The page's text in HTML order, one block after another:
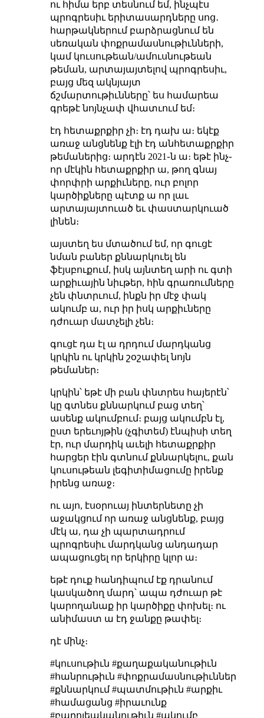
ու հիմա երբ տեսնում եմ, ինչպէս
պրոգրեսիւ երիտասարդները սոց․
հարթակներում բարձրացնում են
սեռական փոքրամասնութիւնների,
կամ կուսութեան/ամուսնութեան
թեման, արտայայտելով պրոգրեսիւ,
բայց մեզ ակնյայտ
ճշմարտութիւնները՝ ես համարեա
գրեթէ նոյնչափ վհատւում եմ։
էդ հետաքրքիր չի։ էդ դախ ա։ եկէք
առաջ անցնենք էլի էդ անհետաքրքիր
թեմաներից։ արդէն 2021֊ն ա։ եթէ ինչ֊
որ մէկին հետաքրքիր ա, թող գնայ
փորփրի արքիւները, ուր բոլոր
կարծիքները պէտք ա որ լաւ
արտայայտուած եւ փաստարկուած
լինեն։
այստեղ ես մտածում եմ, որ գուցէ
նման բաներ քննարկուել են
ֆէյսբուքում, իսկ այնտեղ արի ու գտի
արքիւային նիւթեր, հին գրառումները
չեն փնտրւում, ինքն իր մէջ փակ
ակումբ ա, ուր իր իսկ արքիւները
դժուար մատչելի չեն։
գուցէ դա էլ ա դրդում մարդկանց
կրկին ու կրկին շօշափել նոյն
թեմաներ։
կրկին՝ եթէ մի բան փնտրես հայերէն՝
կը գտնես քննարկում բաց տեղ՝
ասենք ակումբում։ բայց ակումբն էլ,
ըստ երեւոյթին (չգիտեմ) էնպիսի տեղ
էր, ուր մարդիկ աւելի հետաքրքիր
հարցեր էին գտնում քննարկելու, քան
կուսութեան լեգիտիմացումը իրենք
իրենց առաջ։
ու այո, էսօրուայ ինտերնետը չի
աջակցում որ առաջ անցնենք, բայց
մէկ ա, դա չի պարտադրում
պրոգրեսիւ մարդկանց անդադար
ապացուցել որ երկիրը կլոր ա։
եթէ դուք հանդիպում էք դրանում
կասկածող մարդ՝ ապա դժուար թէ
կարողանաք իր կարծիքը փոխել։ ու
անիմաստ ա էդ ջանքը թափել։
դէ մինչ։
#կուսութիւն #քաղաքականութիւն
#հանրութիւն #փոքրամասնութիւններ
#քննարկում #պատմութիւն #արքիւ
#համացանց #իրաւունք
#բարոյեականութիւն #ակումբ